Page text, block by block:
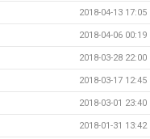
2018-04-13 17:05
2018-04-06 00:19
2018-03-28 22:00
2018-03-17 12:45
2018-03-01 23:40
2018-01-31 13:42